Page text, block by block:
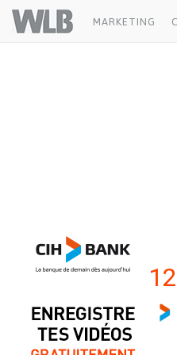
Welovebuzz
MARKETING
CIH BANK